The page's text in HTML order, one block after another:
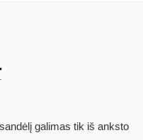
galimas tik iš anksto